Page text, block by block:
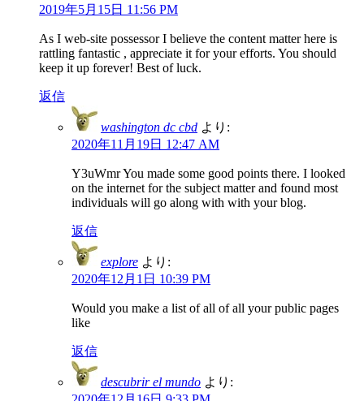
2019年5月15日 11:56 PM
As I web-site possessor I believe the content matter here is
rattling fantastic , appreciate it for your efforts. You should
keep it up forever! Best of luck.
返信
washington dc cbd より:
2020年11月19日 12:47 AM
Y3uWmr You made some good points there. I looked
on the internet for the subject matter and found most
individuals will go along with with your blog.
返信
explore より:
2020年12月1日 10:39 PM
Would you make a list of all of all your public pages
like
返信
descubrir el mundo より: